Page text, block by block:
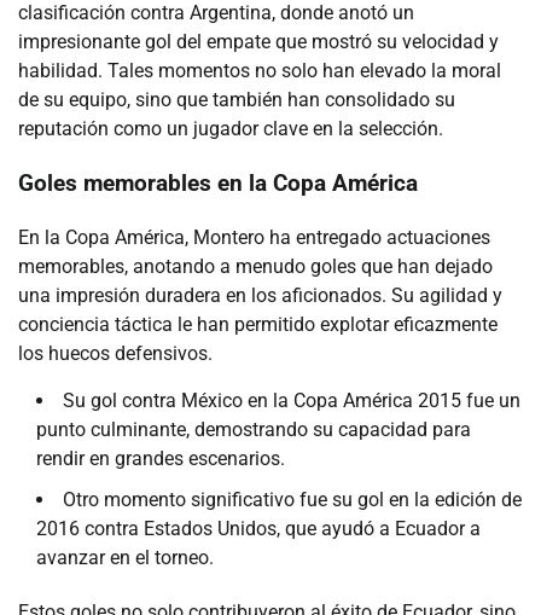
clasificación contra Argentina, donde anotó un
impresionante gol del empate que mostró su velocidad y
habilidad. Tales momentos no solo han elevado la moral
de su equipo, sino que también han consolidado su
reputación como un jugador clave en la selección.
Goles memorables en la Copa América
En la Copa América, Montero ha entregado actuaciones
memorables, anotando a menudo goles que han dejado
una impresión duradera en los aficionados. Su agilidad y
conciencia táctica le han permitido explotar eficazmente
los huecos defensivos.
Su gol contra México en la Copa América 2015 fue un
punto culminante, demostrando su capacidad para
rendir en grandes escenarios.
Otro momento significativo fue su gol en la edición de
2016 contra Estados Unidos, que ayudó a Ecuador a
avanzar en el torneo.